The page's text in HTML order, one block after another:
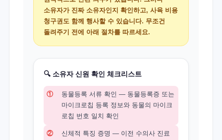
소유자가 진짜 소유자인지 확인하고, 사육 비용
청구권도 함께 행사할 수 있습니다. 무조건
돌려주기 전에 아래 절차를 따르세요.
🔍 소유자 신원 확인 체크리스트
①
동물등록 서류 확인 — 동물등록증 또는
마이크로칩 등록 정보와 동물의 마이크
로칩 번호 일치 확인
②
신체적 특징 증명 — 이전 수의사 진료